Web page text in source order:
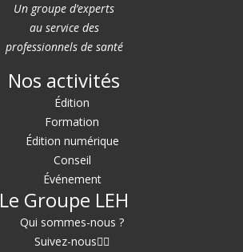
Un groupe d’experts
au service des
professionnels de santé
Nos activités
Édition
Formation
Édition numérique
Conseil
Événement
Le Groupe LEH
Qui sommes-nous ?
Suivez-nous